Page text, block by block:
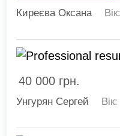
Киреєва Оксана Вік:
40 000 грн.
Унгурян Сергей Вік: